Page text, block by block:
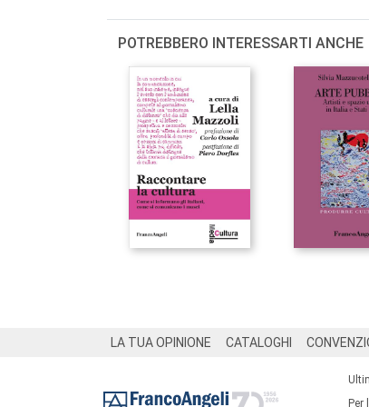
POTREBBERO INTERESSARTI ANCHE
LA TUA OPINIONE CATALOGHI